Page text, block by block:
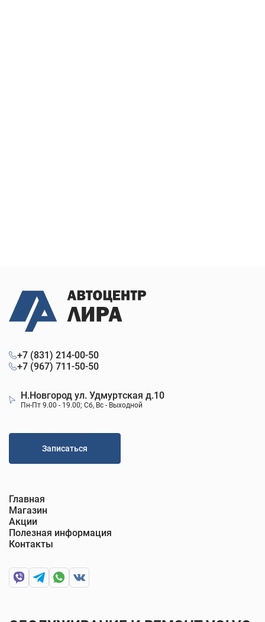
+7 (831) 214-00-50
+7 (967) 711-50-50
Н.Новгород ул. Удмуртская д.10
Пн-Пт 9.00 - 19.00; Сб, Вс - Выходной
Записаться
Главная
Магазин
Акции
Полезная информация
Контакты